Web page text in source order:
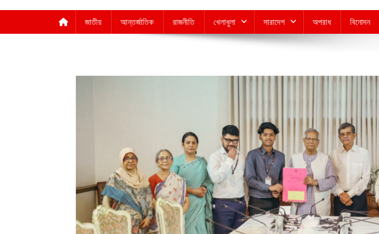
জাতীয় আন্তর্জাতিক রাজনীতি খেলাধুলা সারাদেশ অপরাধ বিনোদন